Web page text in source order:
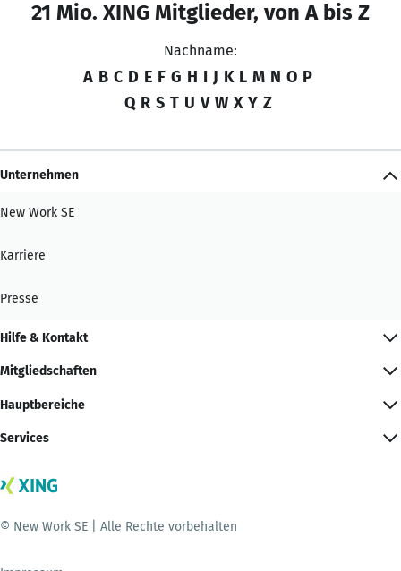
21 Mio. XING Mitglieder, von A bis Z
Nachname:
A B C D E F G H I J K L M N O P
Q R S T U V W X Y Z
Unternehmen
New Work SE
Karriere
Presse
Hilfe & Kontakt
Mitgliedschaften
Hauptbereiche
Services
© New Work SE | Alle Rechte vorbehalten